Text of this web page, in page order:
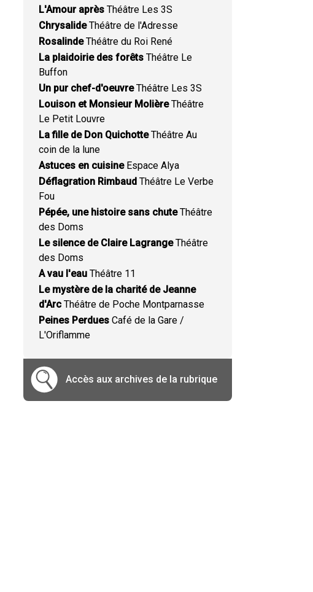
L'Amour après Théâtre Les 3S
ChrysalideThéâtre de l'Adresse
RosalindeThéâtre du Roi René
La plaidoirie des forêts Théâtre Le
Buffon
Un pur chef-d'oeuvreThéâtre Les 3S
Louison et Monsieur MolièreThéâtre
Le Petit Louvre
La fille de Don QuichotteThéâtre Au
coin de la lune
Astuces en cuisineEspace Alya
Déflagration Rimbaud Théâtre Le Verbe
Fou
Pépée, une histoire sans chuteThéâtre
des Doms
Le silence de Claire LagrangeThéâtre
des Doms
A vau l'eau Théâtre 11
Le mystère de la charité de Jeanne
d'Arc Théâtre de Poche Montparnasse
Peines Perdues Café de la Gare /
L'Oriflamme
Accès aux archives de la rubrique